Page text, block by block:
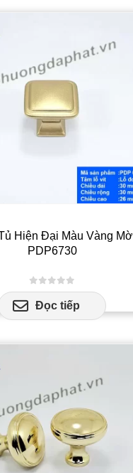
Hiện Đại Màu Vàng Mờ
PDP6730
0out of 5
Đọc tiếp